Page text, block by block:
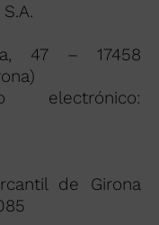
47 – 17458
electrónico:
de Girona